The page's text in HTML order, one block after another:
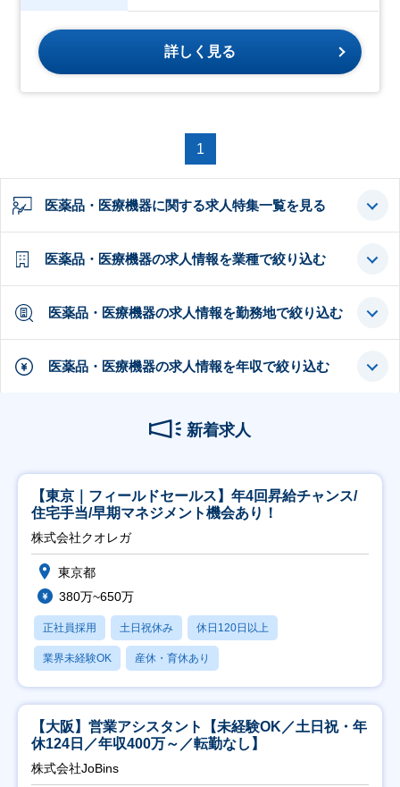
詳しく見る
1
医薬品・医療機器に関する求人特集一覧を見る
医薬品・医療機器の求人情報を業種で絞り込む
医薬品・医療機器の求人情報を勤務地で絞り込む
医薬品・医療機器の求人情報を年収で絞り込む
新着求人
【東京｜フィールドセールス】年4回昇給チャンス/
住宅手当/早期マネジメント機会あり！
株式会社クオレガ
東京都
380万~650万
正社員採用 土日祝休み 休日120日以上
業界未経験OK 産休・育休あり
【大阪】営業アシスタント【未経験OK／土日祝・年
休124日／年収400万～／転勤なし】
株式会社JoBins